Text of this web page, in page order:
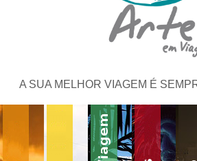
A SUA MELHOR VIAGEM É